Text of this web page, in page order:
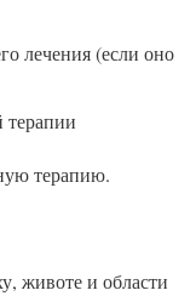
лечения (если оно
терапию.
животе и области